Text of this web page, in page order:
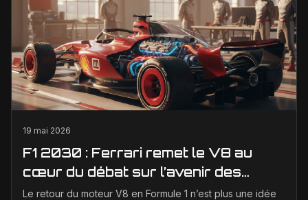
19 mai 2026
F1 2030 : Ferrari remet le V8 au
cœur du débat sur l’avenir des
moteurs
Le retour du moteur V8 en Formule 1 n’est plus une idée